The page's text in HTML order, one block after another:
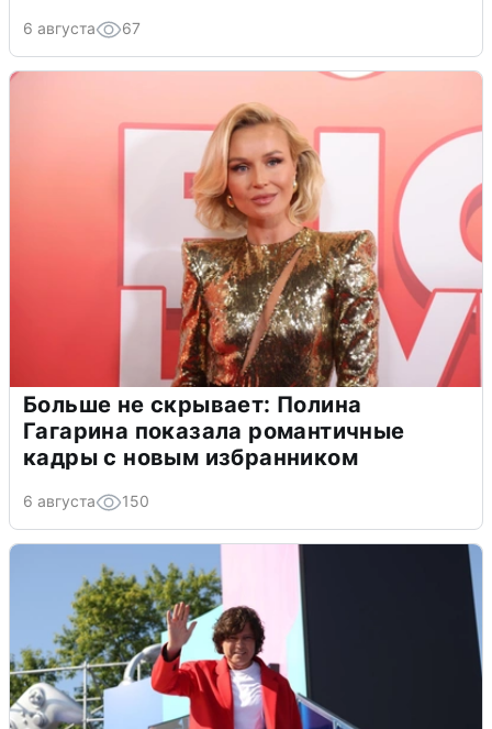
6 августа 67
Больше не скрывает: Полина
Гагарина показала романтичные
кадры с новым избранником
6 августа 150